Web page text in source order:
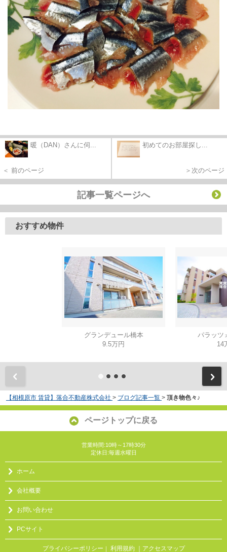
暖（DAN）さんに伺...
＜ 前のページ
初めてのお部屋探し...
＞次のページ
記事一覧ページへ
おすすめ物件
グランデュール橋本
9.5万円
パラッツ
14
【相模原市 賃貸】落合不動産株式会社 > ブログ記事一覧 > 頂き物色々♪
ページトップに戻る
営業時間:10時～17時30分
定休日:毎週水曜日
ホーム
会社概要
お問い合わせ
PCサイト
プライバシーポリシー ｜ 利用規約 ｜アクセスマップ